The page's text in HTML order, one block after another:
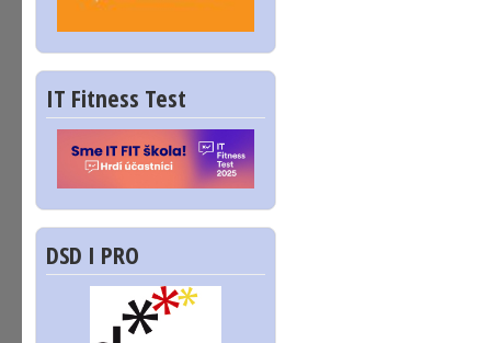
IT Fitness Test
DSD I PRO